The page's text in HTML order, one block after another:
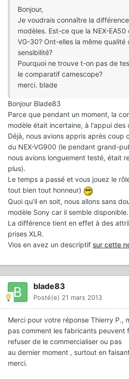
Bonjour,
Je voudrais connaître la
modèles. Est-ce que la NEX-
VG-30? Ont-elles la même qualité
sensibilité?
Pourquoi ne trouve t-on pas de
le comparatif camescope?
merci. blade
Bonjour Blade83
Parce que pendant un moment, la
modèle était incertaine, à l'appui des
Déjà, nous avions appris après coup
du NEX-VG900 (le pendant grand-
nous avions longuement testé, était
plus).
Le temps a passé et vous jouez le
tout bien tout honneur)
Quoi qu'il en soit, nous allons sans
modèle Sony car il semble disponible.
La différence tient en effet à des
prises XLR.
Vios en avez un descriptif sur cette
blade83
Posté(e) 21 mars 2013
Merci pour votre réponse Thierry P.,
pas comment les fabricants peuvent
refuser de le commercialiser ou pas
au dernier moment , surtout en
merci.